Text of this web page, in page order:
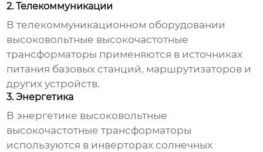
2. Телекоммуникации
В телекоммуникационном оборудовании
высоковольтные высокочастотные
трансформаторы применяются в источниках
питания базовых станций, маршрутизаторов и
других устройств.
3. Энергетика
В энергетике высоковольтные
высокочастотные трансформаторы
используются в инверторах солнечных